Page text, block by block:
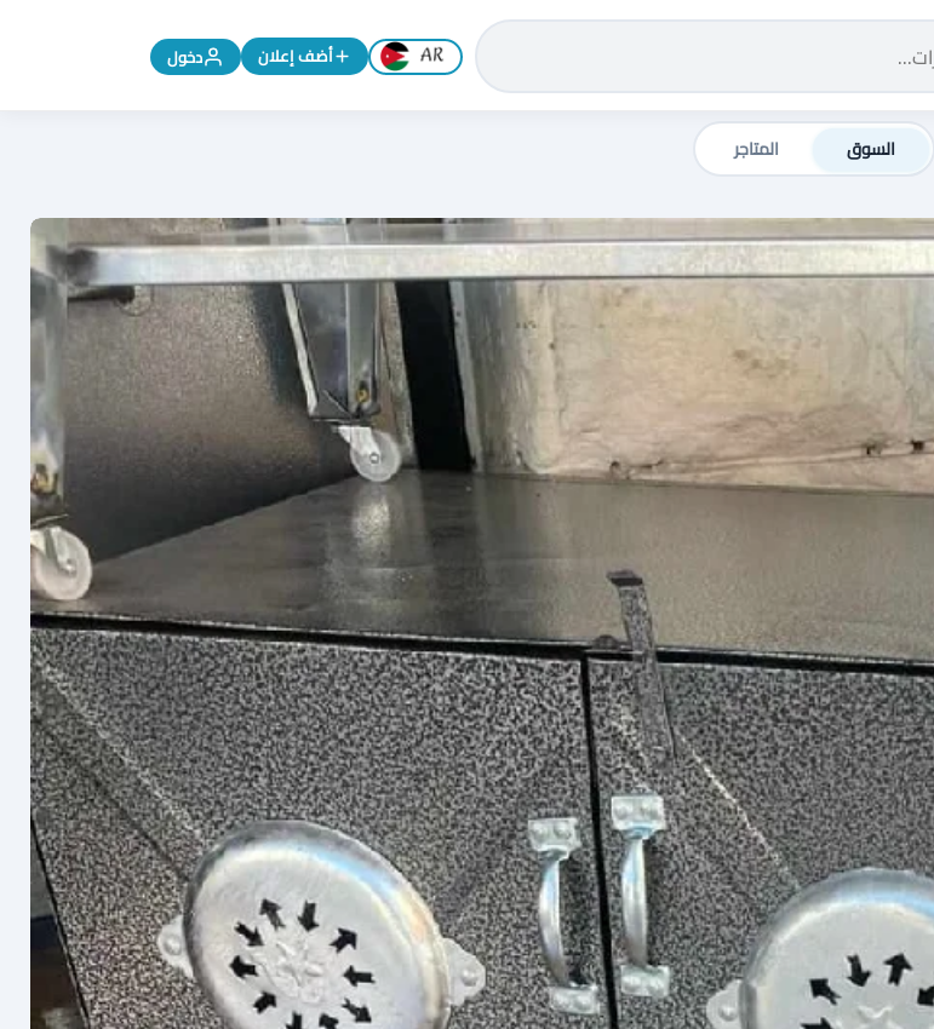
تغيير اللغة إلى الإنجليزية
أضف إعلان دخول
السوق المتاجر